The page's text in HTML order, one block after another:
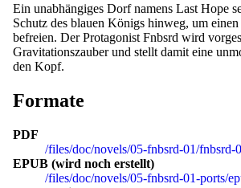
Ein unabhängiges Dorf namens Last Hope
Schutz des blauen Königs hinweg, um
befreien. Der Protagonist Fnbsrd wird
Gravitationszauber und stellt damit eine
den Kopf.
Formate
PDF
/files/doc/novels/05-fnbsrd-01/fnbsrd-
EPUB (wird noch erstellt)
/files/doc/novels/05-fnbsrd-01-ports/